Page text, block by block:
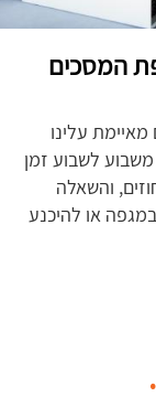
המסכים
עלינו
לשבוע זמן
והשאלה
או להיכנע